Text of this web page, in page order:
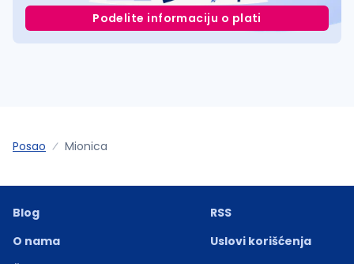
Podelite informaciju o plati
Posao Mionica
Blog
O nama
RSS
Uslovi korišćenja